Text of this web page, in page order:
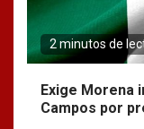
2 minutos de
Exige Morena
Campos por